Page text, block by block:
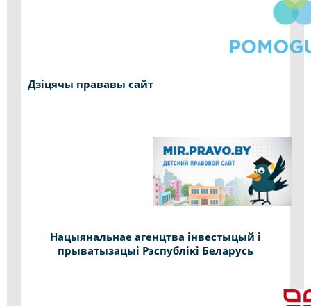
Дзіцячы прававы сайт
Нацыянальнае агенцтва інвестыцый і
прыватызацыі Рэспублікі Беларусь